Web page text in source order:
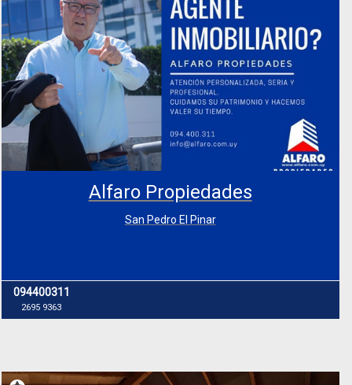
Alfaro Propiedades
San Pedro El Pinar
094400311
2695 9363